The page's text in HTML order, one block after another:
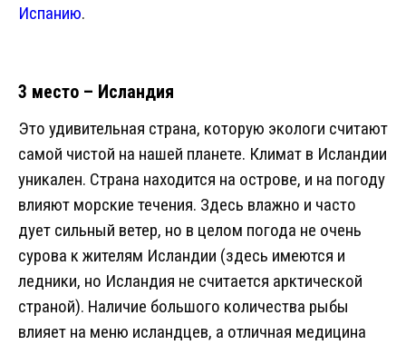
Испанию.
3 место – Исландия
Это удивительная страна, которую экологи считают
самой чистой на нашей планете. Климат в Исландии
уникален. Страна находится на острове, и на погоду
влияют морские течения. Здесь влажно и часто
дует сильный ветер, но в целом погода не очень
сурова к жителям Исландии (здесь имеются и
ледники, но Исландия не считается арктической
страной). Наличие большого количества рыбы
влияет на меню исландцев, а отличная медицина